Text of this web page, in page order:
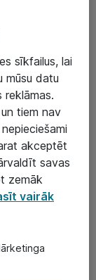
our similar
sīkfailus, lai
mūsu datu
reklāmas.
tiem nav
akceptēt
savas
zemāk
vairāk